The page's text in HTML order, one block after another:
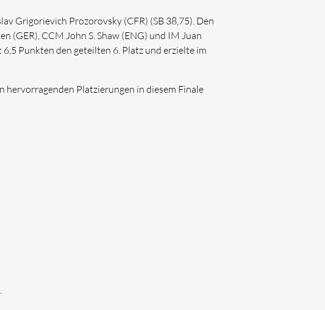
Grigorievich Prozorovsky (CFR) (SB 38,75). Den
(GER), CCM John S. Shaw (ENG) und IM Juan
Punkten den geteilten 6. Platz und erzielte im
Platzierungen in diesem Finale